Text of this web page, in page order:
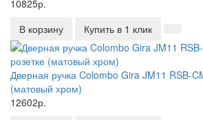
10825р.
В корзину
Купить в 1 клик
Дверная ручка Colombo Gira JM11 RSB-
(матовый хром)
12602р.